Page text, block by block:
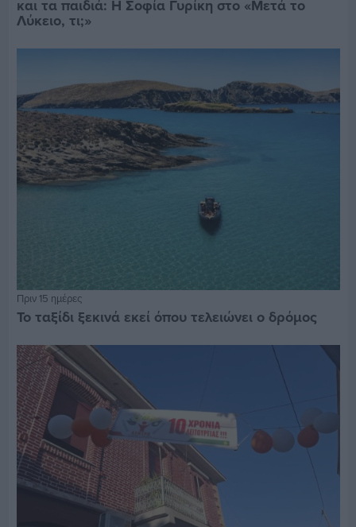
και τα παιδιά: Η Σοφία Γυρίκη στο «Μετά το
Λύκειο, τι;»
Πριν 15 ημέρες
Το ταξίδι ξεκινά εκεί όπου τελειώνει ο δρόμος